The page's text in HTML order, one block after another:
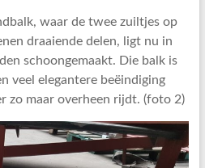
waar de twee zuiltjes op
draaiende delen, ligt nu in
schoongemaakt. Die balk is
veel elegantere beëindiging
zo maar overheen rijdt. (foto 2)